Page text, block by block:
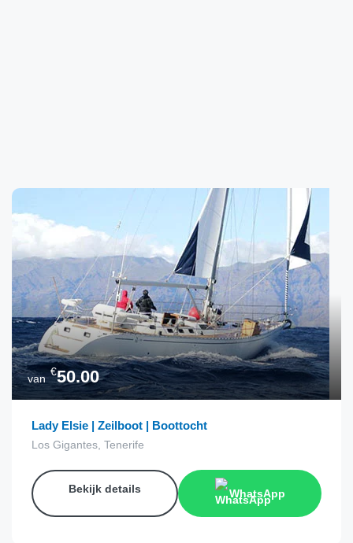
van
€50.00
Lady Elsie | Zeilboot | Boottocht
Los Gigantes, Tenerife
Bekijk details WhatsApp